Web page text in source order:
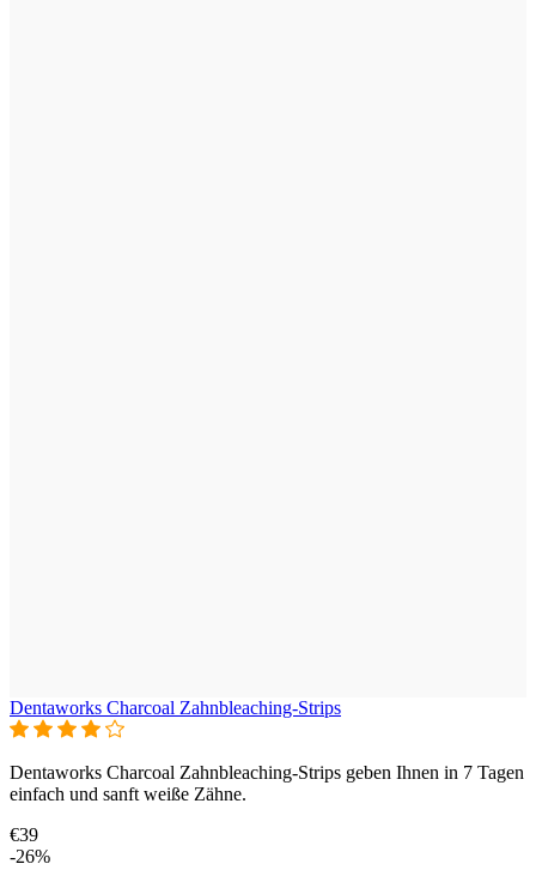
Dentaworks Charcoal Zahnbleaching-Strips
Dentaworks Charcoal Zahnbleaching-Strips geben Ihnen in 7 Tagen
einfach und sanft weiße Zähne.
€39
-26%